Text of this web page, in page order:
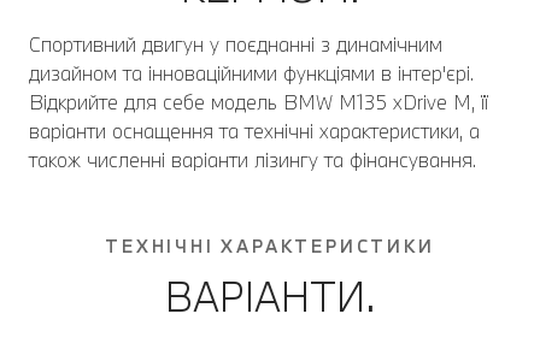
Спортивний двигун у поєднанні з динамічним
дизайном та інноваційними функціями в інтер'єрі.
Відкрийте для себе модель BMW M135 xDrive M, її
варіанти оснащення та технічні характеристики, а
також численні варіанти лізингу та фінансування.
ТЕХНІЧНІ ХАРАКТЕРИСТИКИ
ВАРІАНТИ.